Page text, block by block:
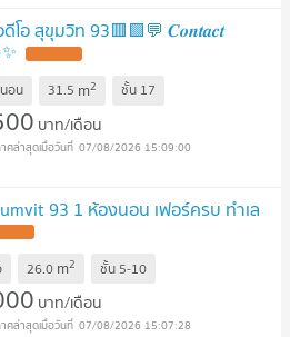
โอ สุขุมวิท 93🟥🟩💬 𝑪𝒐𝒏𝒕𝒂𝒄𝒕
อน 31.5 m2 ชั้น 17
บาท/เดือน
07/08/2026 15:09:00
93 1 ห้องนอน เฟอร์ครบ ทำเล
26.0 m2 ชั้น 5-10
บาท/เดือน
07/08/2026 15:07:28